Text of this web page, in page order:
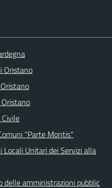
Oristano
"Parte Montis"
Locali Unitari dei Servizi alla
delle amministrazioni pubblic